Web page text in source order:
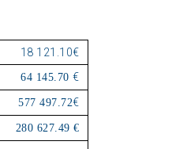
18 121.10€
64 145.70 €
577 497.72€
280 627.49 €